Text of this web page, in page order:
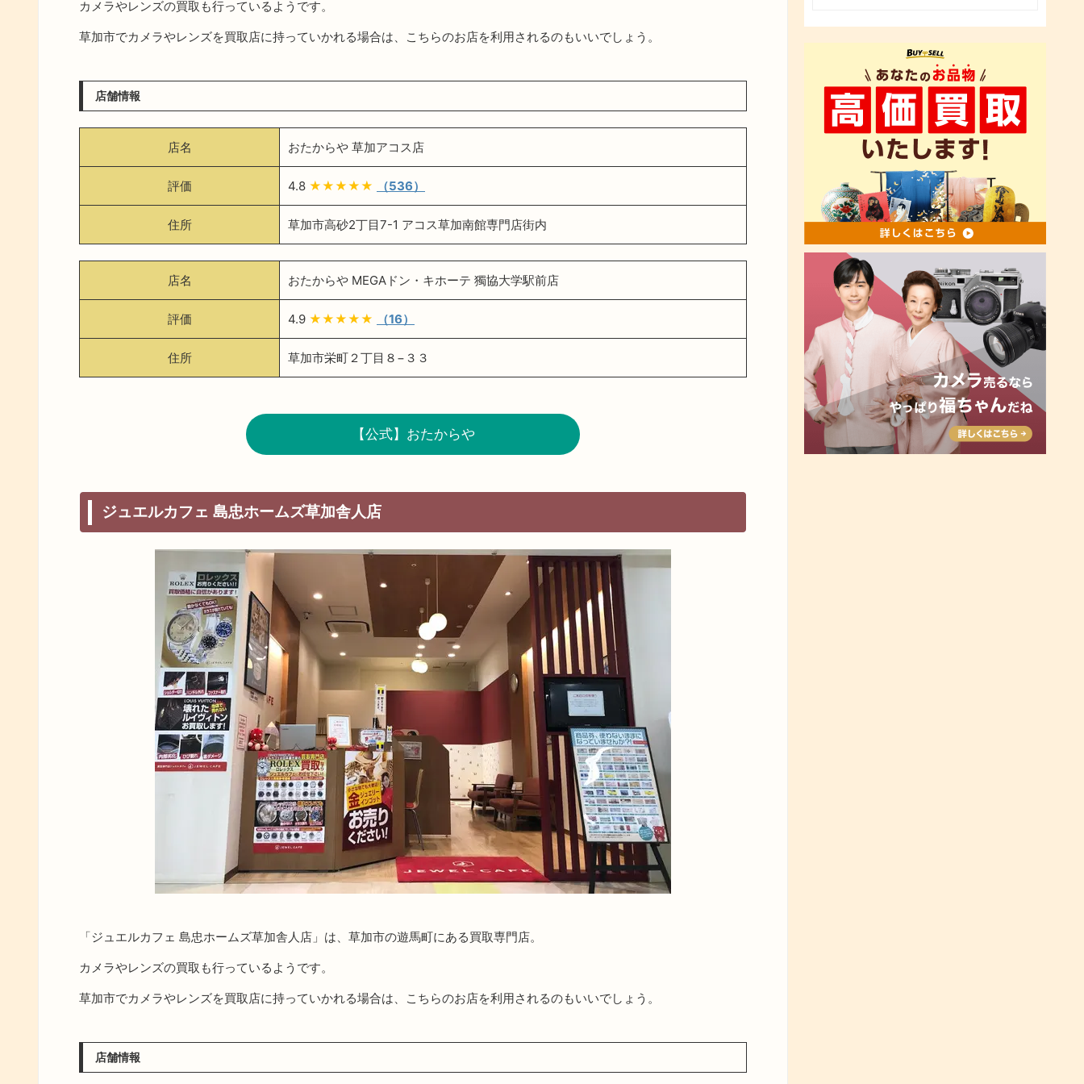
カメラやレンズの買取も行っているようです。
草加市でカメラやレンズを買取店に持っていかれる場合は、こちらのお店を利用されるのもいいでしょう。
店舗情報
店名 おたからや 草加アコス店
評価 4.8 ★★★★★ （536）
住所 草加市高砂2丁目7-1 アコス草加南館専門店街内
店名 おたからや MEGAドン・キホーテ 獨協大学駅前店
評価 4.9 ★★★★★ （16）
住所 草加市栄町２丁目８−３３
【公式】おたからや
ジュエルカフェ 島忠ホームズ草加舎人店
「ジュエルカフェ 島忠ホームズ草加舎人店」は、草加市の遊馬町にある買取専門店。
カメラやレンズの買取も行っているようです。
草加市でカメラやレンズを買取店に持っていかれる場合は、こちらのお店を利用されるのもいいでしょう。
店舗情報